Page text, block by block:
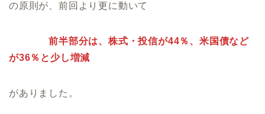
の原則が、前回より更に動いて
前半部分は、株式・投信が44％、米国債など
が36％と少し増減
がありました。